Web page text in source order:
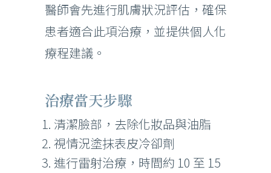
醫師會先進行肌膚狀況評估，確保
患者適合此項治療，並提供個人化
療程建議。
治療當天步驟
清潔臉部，去除化妝品與油脂
視情況塗抹表皮冷卻劑
進行雷射治療，時間約 10 至 15